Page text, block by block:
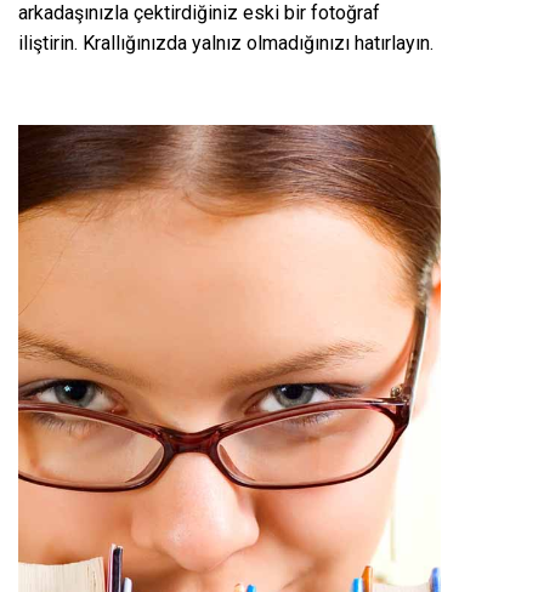
arkadaşınızla çektirdiğiniz eski bir fotoğraf
iliştirin. Krallığınızda yalnız olmadığınızı hatırlayın.